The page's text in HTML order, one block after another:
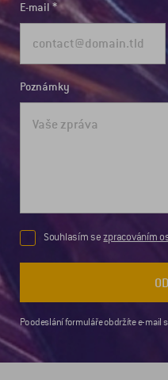
E-mail
Poznámky
Souhlasím sezpracováním
Po odeslání formuláře obdržíte e-mail